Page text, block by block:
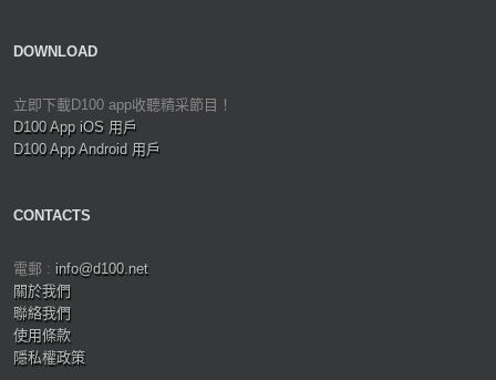
DOWNLOAD
立即下載D100 app收聽精采節目！
D100 App iOS 用戶
D100 App Android 用戶
CONTACTS
電郵 : info@d100.net
關於我們
聯絡我們
使用條款
隱私權政策